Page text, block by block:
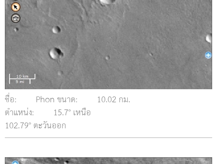
ชื่อ: Phon ขนาด: 10.02 กม.
ตำแหน่ง: 15.7° เหนือ
102.79° ตะวันออก